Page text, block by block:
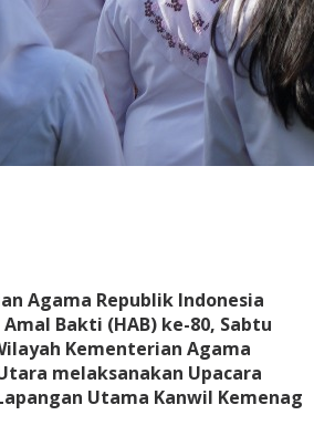
Agama Republik Indonesia
Bakti (HAB) ke-80, Sabtu
Kementerian Agama
melaksanakan Upacara
Utama Kanwil Kemenag